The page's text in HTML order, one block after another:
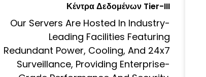
Κέντρα Δεδομένων Tier-III
Our Servers Are Hosted In Industry-
Leading Facilities Featuring
Redundant Power, Cooling, And 24x7
Surveillance, Providing Enterprise-